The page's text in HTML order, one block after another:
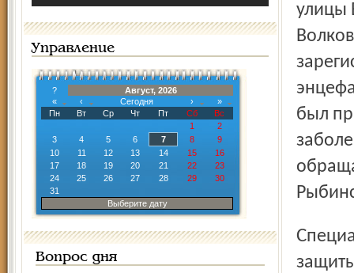
Управление
?
Август, 2026
«
‹ Сегодня ›
»
Пн
Вт Ср Чт Пт Сб
Вс
1
2
3
4 5 6 7 8
9
10
11 12 13 14 15
16
17
18 19 20 21 22
23
24
25 26 27 28 29
30
31
Выберите дату
Вопрос дня
улицы
был
Специалисты советуют людям использовать средства